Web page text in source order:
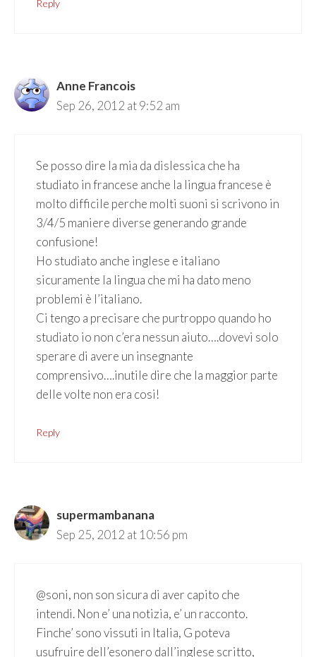
Reply
Anne Francois
Sep 26, 2012 at 9:52 am
Se posso dire la mia da dislessica che ha
studiato in francese anche la lingua francese è
molto difficile perche molti suoni si scrivono in
3/4/5 maniere diverse generando grande
confusione!
Ho studiato anche inglese e italiano
sicuramente la lingua che mi ha dato meno
problemi è l’italiano.
Ci tengo a precisare che purtroppo quando ho
studiato io non c’era nessun aiuto….dovevi solo
sperare di avere un insegnante
comprensivo….inutile dire che la maggior parte
delle volte non era cosi!
Reply
supermambanana
Sep 25, 2012 at 10:56 pm
@soni, non son sicura di aver capito che
intendi. Non e’ una notizia, e’ un racconto.
Finche’ sono vissuti in Italia, G poteva
usufruire dell’esonero dall’inglese scritto,